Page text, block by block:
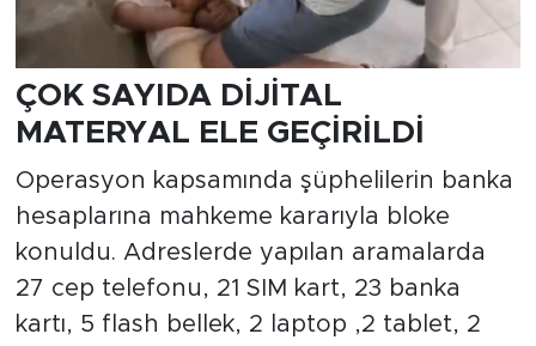
ÇOK SAYIDA DİJİTAL
MATERYAL ELE GEÇİRİLDİ
Operasyon kapsamında şüphelilerin banka
hesaplarına mahkeme kararıyla bloke
konuldu. Adreslerde yapılan aramalarda
27 cep telefonu, 21 SIM kart, 23 banka
kartı, 5 flash bellek, 2 laptop ,2 tablet, 2